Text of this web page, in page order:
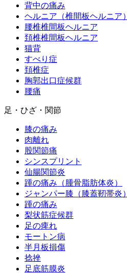
背中の痛み
ヘルニア（椎間板ヘルニア）
腰椎椎間板ヘルニア
頚椎椎間板ヘルニア
猫背
すべり症
頚椎症
胸郭出口症候群
腰痛
足・ひざ・関節
膝の痛み
肉離れ
股関節痛
シンスプリント
仙腸関節炎
踵の痛み（腫骨脂肪体炎）
ジャンパー膝（膝蓋靭帯炎）
踵の痛み
梨状筋症候群
足の痺れ
モートン病
半月板損傷
捻挫
足底筋膜炎